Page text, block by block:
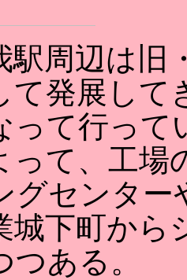
駅周辺は旧
て発展して
って行って
って、工場
グセンタ
城下町か
ある。